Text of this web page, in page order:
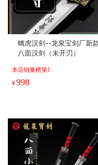
螭虎汉剑--龙泉宝剑厂新
八面汉剑（未开刃）
本店销量榜第1
¥998